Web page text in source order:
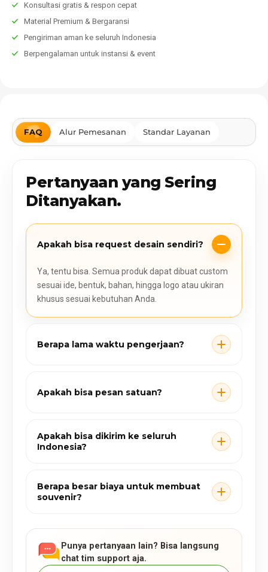
Konsultasi gratis & respon cepat
Material Premium & Bergaransi
Pengiriman aman ke seluruh Indonesia
Berpengalaman untuk instansi & event
FAQ Alur Pemesanan Standar Layanan
Pertanyaan yang Sering
Ditanyakan.
Apakah bisa request desain sendiri?
Ya, tentu bisa. Semua produk dapat dibuat custom
sesuai ide, bentuk, bahan, hingga logo atau ukiran
khusus sesuai kebutuhan Anda.
Berapa lama waktu pengerjaan?
Apakah bisa pesan satuan?
Apakah bisa dikirim ke seluruh
Indonesia?
Berapa besar biaya untuk membuat
souvenir?
Punya pertanyaan lain? Bisa langsung
chat tim support aja.